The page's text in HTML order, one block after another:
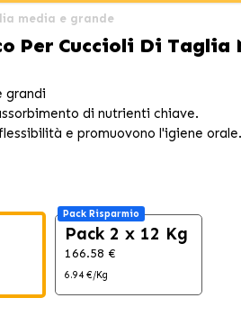
media e grande
Per Cuccioli Di Taglia
grandi
di nutrienti chiave.
e promuovono l'igiene orale.
Pack Risparmio
Pack 2 x 12 Kg
166.58 €
6.94 €/Kg